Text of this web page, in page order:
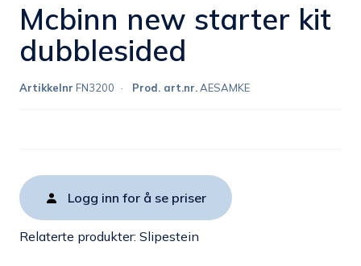
Mcbinn new starter kit
dubblesided
Artikkelnr FN3200 Prod. art.nr.AESAMKE
Logg inn for å se priser
Relaterte produkter: Slipestein